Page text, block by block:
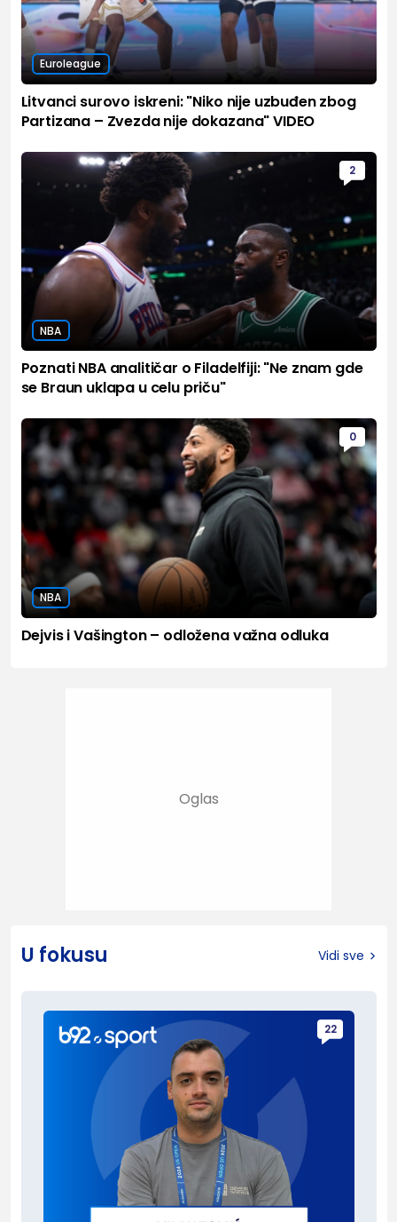
Euroleague
Litvanci surovo iskreni: "Niko nije uzbuđen zbog
Partizana – Zvezda nije dokazana" VIDEO
2
NBA
Poznati NBA analitičar o Filadelfiji: "Ne znam gde
se Braun uklapa u celu priču"
0
NBA
Dejvis i Vašington – odložena važna odluka
U fokusu Vidi sve
22